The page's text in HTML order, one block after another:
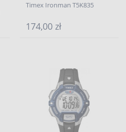
Timex Ironman T5K835
174,00 zł